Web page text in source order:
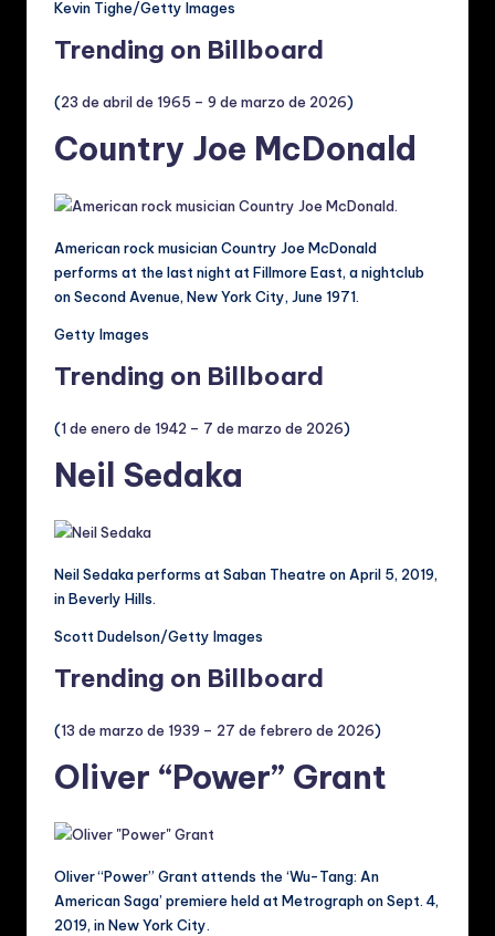
Kevin Tighe/Getty Images
Trending on Billboard
(23 de abril de 1965 – 9 de marzo de 2026)
Country Joe McDonald
American rock musician Country Joe McDonald
performs at the last night at Fillmore East, a nightclub
on Second Avenue, New York City, June 1971.
Getty Images
Trending on Billboard
(1 de enero de 1942 – 7 de marzo de 2026)
Neil Sedaka
Neil Sedaka performs at Saban Theatre on April 5, 2019,
in Beverly Hills.
Scott Dudelson/Getty Images
Trending on Billboard
(13 de marzo de 1939 – 27 de febrero de 2026)
Oliver “Power” Grant
Oliver “Power” Grant attends the ‘Wu-Tang: An
American Saga’ premiere held at Metrograph on Sept. 4,
2019, in New York City.